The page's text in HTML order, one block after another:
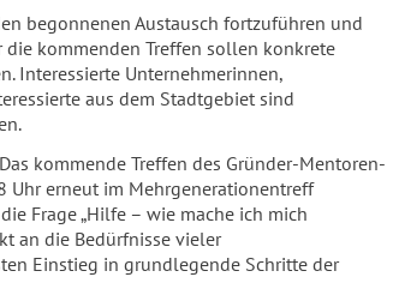
begonnenen Austausch fortzuführen und
die kommenden Treffen sollen konkrete
Interessierte Unternehmerinnen,
aus dem Stadtgebiet sind
kommende Treffen des Gründer-Mentoren-
Uhr erneut im Mehrgenerationentreff
Frage „Hilfe – wie mache ich mich
an die Bedürfnisse vieler
Einstieg in grundlegende Schritte der